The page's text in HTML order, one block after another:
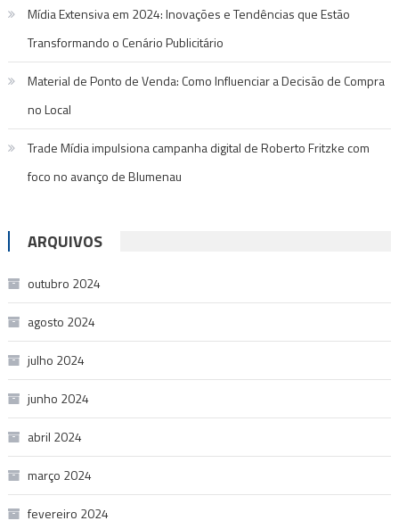
Mídia Extensiva em 2024: Inovações e Tendências que Estão
Transformando o Cenário Publicitário
Material de Ponto de Venda: Como Influenciar a Decisão de Compra
no Local
Trade Mídia impulsiona campanha digital de Roberto Fritzke com
foco no avanço de Blumenau
ARQUIVOS
outubro 2024
agosto 2024
julho 2024
junho 2024
abril 2024
março 2024
fevereiro 2024